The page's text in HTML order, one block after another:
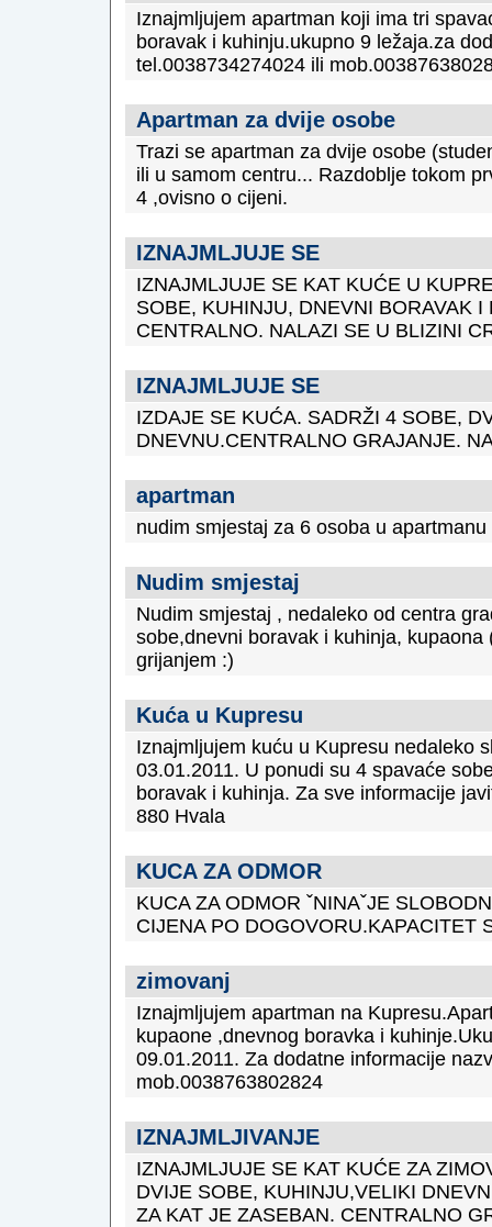
Iznajmljujem apartman koji ima tri
boravak i kuhinju.ukupno 9 ležaja.za
tel.0038734274024 ili
Apartman za dvije osobe
Trazi se apartman za dvije osobe
ili u samom centru... Razdoblje tokom
4 ,ovisno o cijeni.
IZNAJMLJUJE SE
IZNAJMLJUJE SE KAT KUĆE U
SOBE, KUHINJU, DNEVNI BORAVAK
CENTRALNO. NALAZI SE U BLIZINI
IZNAJMLJUJE SE
IZDAJE SE KUĆA. SADRŽI 4 SOBE,
DNEVNU.CENTRALNO GRAJANJE.
apartman
nudim smjestaj za 6 osoba u
Nudim smjestaj
Nudim smjestaj , nedaleko od centra
sobe,dnevni boravak i kuhinja, kupaona
grijanjem :)
Kuća u Kupresu
Iznajmljujem kuću u Kupresu nedaleko
03.01.2011. U ponudi su 4 spavaće
boravak i kuhinja. Za sve informacije
880 Hvala
KUCA ZA ODMOR
KUCA ZA ODMOR ˇNINAˇJE
CIJENA PO DOGOVORU.KAPACITET
zimovanj
Iznajmljujem apartman na
kupaone ,dnevnog boravka i
09.01.2011. Za dodatne informacije
mob.0038763802824
IZNAJMLJIVANJE
IZNAJMLJUJE SE KAT KUĆE ZA
DVIJE SOBE, KUHINJU,VELIKI
ZA KAT JE ZASEBAN. CENTRALNO